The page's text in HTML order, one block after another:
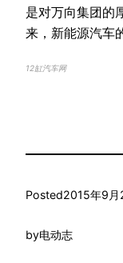
是对万向集团的
来，新能源汽车
12缸汽车网
Posted2015年9月
by电动志